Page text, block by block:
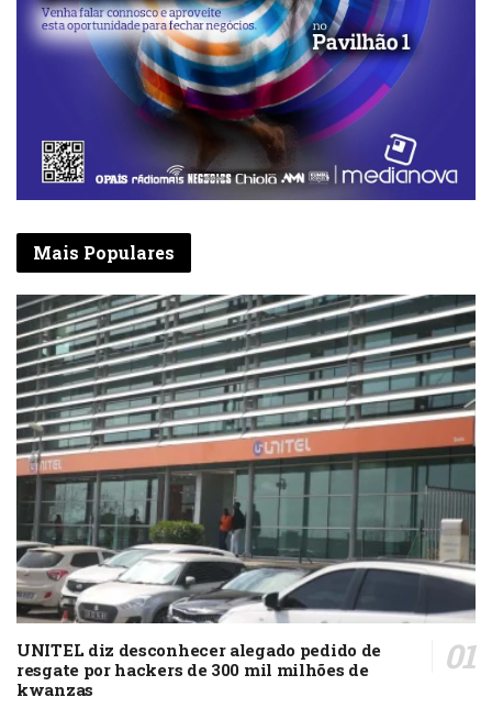
Mais Populares
UNITEL diz desconhecer alegado pedido de
resgate por hackers de 300 mil milhões de
kwanzas